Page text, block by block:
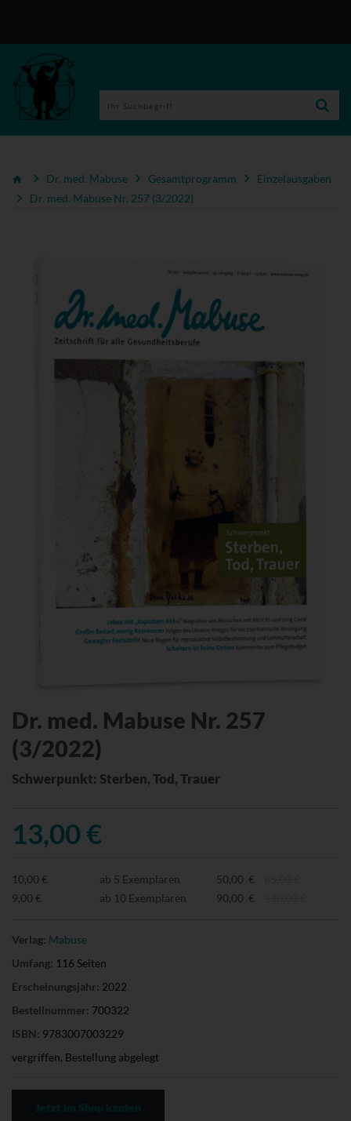
Dr. med. Mabuse Gesamtprogramm
Einzelausgaben
Dr. med. Mabuse Nr. 257 (3/2022)
Dr. med. Mabuse Nr. 257
(3/2022)
Schwerpunkt: Sterben, Tod, Trauer
13,00 €
10,00 € ab 5 Exemplaren 50,00 €
9,00 €
ab 10 Exemplaren 90,00 €
Verlag: Mabuse
Umfang: 116 Seiten
Erscheinungsjahr: 2022
Bestellnummer: 700322
ISBN: 9783007003229
vergriffen, Bestellung abgelegt